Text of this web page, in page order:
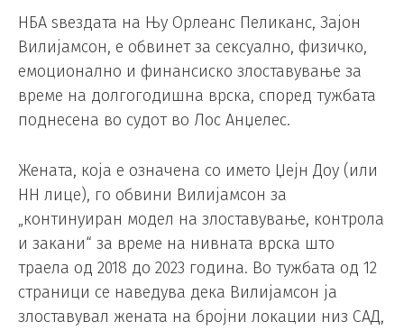
НБА ѕвездата на Њу Орлеанс Пеликанс, Зајон
Вилијамсон, е обвинет за сексуално, физичко,
емоционално и финансиско злоставување за
време на долгогодишна врска, според тужбата
поднесена во судот во Лос Анџелес.
Жената, која е означена со името Џејн Доу (или
НН лице), го обвини Вилијамсон за
„континуиран модел на злоставување, контрола
и закани“ за време на нивната врска што
траела од 2018 до 2023 година. Во тужбата од 12
страници се наведува дека Вилијамсон ја
злоставувал жената на бројни локации низ САД,